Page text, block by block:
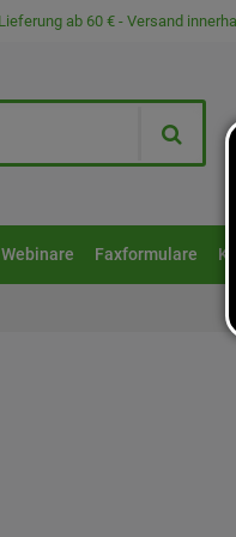
ab 60 € - Versand
Webinare Faxformulare